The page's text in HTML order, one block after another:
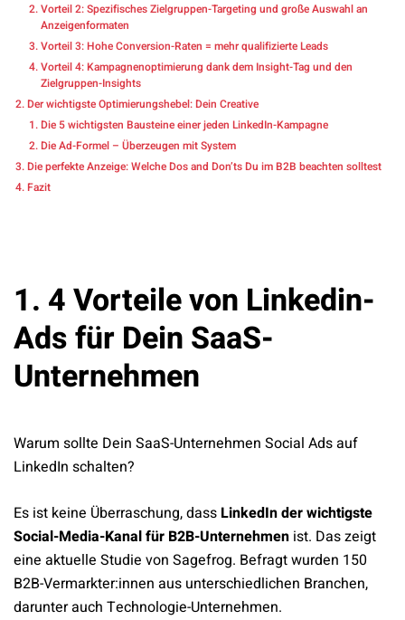
Vorteil 2: Spezifisches Zielgruppen-Targeting und große Auswahl an
Anzeigenformaten
Vorteil 3: Hohe Conversion-Raten = mehr qualifizierte Leads
Vorteil 4: Kampagnenoptimierung dank dem Insight-Tag und den
Zielgruppen-Insights
Der wichtigste Optimierungshebel: Dein Creative
Die 5 wichtigsten Bausteine einer jeden LinkedIn-Kampagne
Die Ad-Formel – Überzeugen mit System
Die perfekte Anzeige: Welche Dos and Don’ts Du im B2B beachten solltest
Fazit
1. 4 Vorteile von Linkedin-
Ads für Dein SaaS-
Unternehmen
Warum sollte Dein SaaS-Unternehmen Social Ads auf
LinkedIn schalten?
Es ist keine Überraschung, dass LinkedIn der wichtigste
Social-Media-Kanal für B2B-Unternehmen ist. Das zeigt
eine aktuelle Studie von Sagefrog. Befragt wurden 150
B2B-Vermarkter:innen aus unterschiedlichen Branchen,
darunter auch Technologie-Unternehmen.